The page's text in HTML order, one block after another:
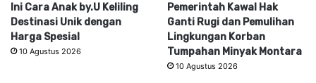
Ini Cara Anak by.U Keliling
Destinasi Unik dengan
Harga Spesial
10 Agustus 2026
Pemerintah Kawal Hak
Ganti Rugi dan Pemulihan
Lingkungan Korban
Tumpahan Minyak Montara
10 Agustus 2026